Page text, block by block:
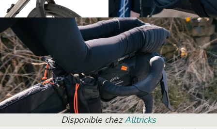
Disponible chezAlltricks